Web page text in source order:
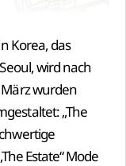
Korea, das
wird nach
wurden
„The
Estate“ Mode